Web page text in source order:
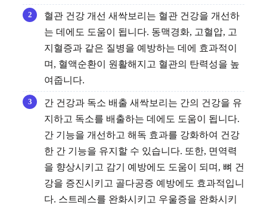
혈관 건강 개선 새싹보리는 혈관 건강을 개선하
는 데에도 도움이 됩니다. 동맥경화, 고혈압, 고
지혈증과 같은 질병을 예방하는 데에 효과적이
며, 혈액순환이 원활해지고 혈관의 탄력성을 높
여줍니다.
간 건강과 독소 배출 새싹보리는 간의 건강을 유
지하고 독소를 배출하는 데에도 도움이 됩니다.
간 기능을 개선하고 해독 효과를 강화하여 건강
한 간 기능을 유지할 수 있습니다. 또한, 면역력
을 향상시키고 감기 예방에도 도움이 되며, 뼈 건
강을 증진시키고 골다공증 예방에도 효과적입니
다. 스트레스를 완화시키고 우울증을 완화시키